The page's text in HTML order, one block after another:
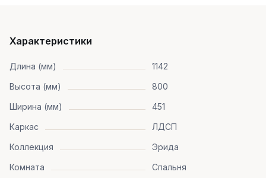
Характеристики
Длина (мм)
1142
Высота (мм)
800
Ширина (мм)
451
Каркас
ЛДСП
Коллекция
Эрида
Комната
Спальня